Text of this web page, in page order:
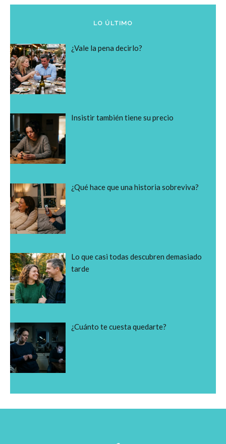
LO ÚLTIMO
¿Vale la pena decirlo?
Insistir también tiene su precio
¿Qué hace que una historia sobreviva?
Lo que casi todas descubren demasiado
tarde
¿Cuánto te cuesta quedarte?